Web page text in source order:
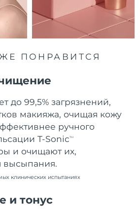
ПОНРАВИТСЯ
до 99,5% загрязнений,
макияжа, очищая кожу
ручного
T-SonicTM
и очищают их,
высыпания.
клинических испытаниях
и тонус
10/08/2026
Ожидаемая дата доставки
09/08/2026
Ожидаемая дата доставки
09/08/2026
Ожидаемая дата доставки
Ожидаемая дата доставки
12/08/2026
Ожидаемая дата доставки
Ожидаемая дата доставки